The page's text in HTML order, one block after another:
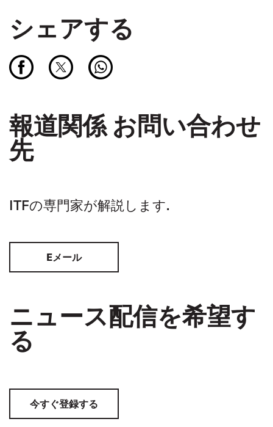
シェアする
報道関係 お問い合わせ
先
ITFの専門家が解説します.
Eメール
ニュース配信を希望す
る
今すぐ登録する